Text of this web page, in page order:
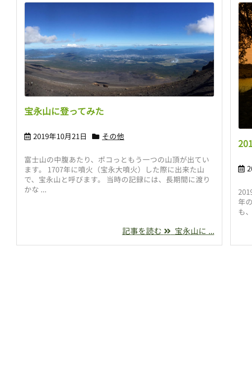
宝永山に登ってみた
2019年10月21日 その他
富士山の中腹あたり、ポコっともう一つの山頂が出てい
ます。 1707年に噴火（宝永大噴火）した際に出来た山
で、宝永山と呼びます。 当時の記録には、長期間に渡り
かな ...
記事を読む 宝永山に ...
年
も